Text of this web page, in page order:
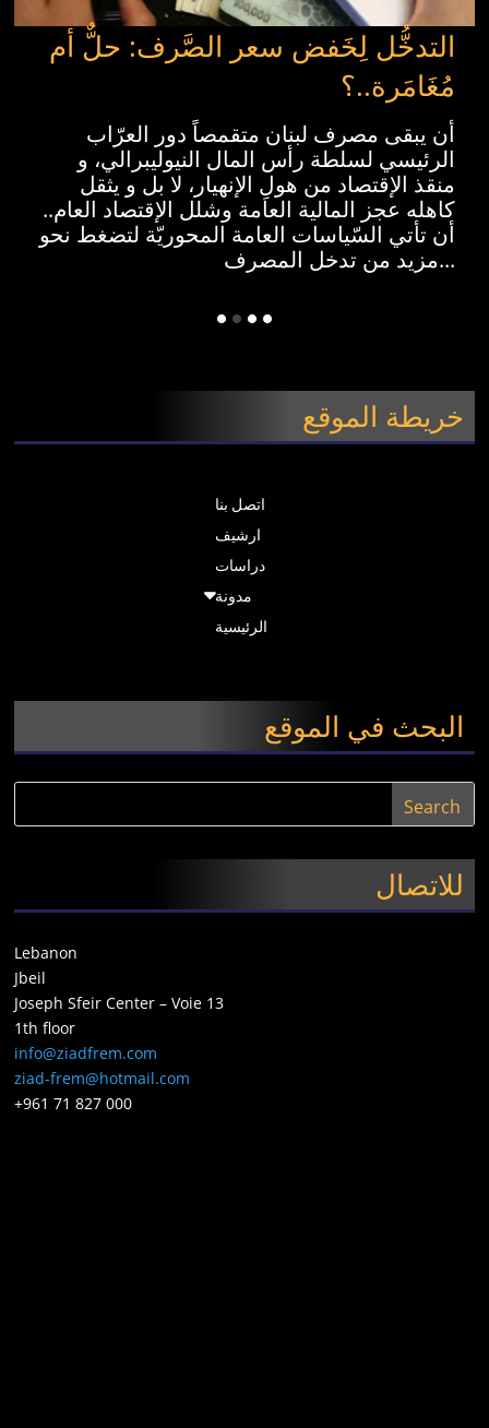
التدخُّل لِخَفض سعر الصَّرف: حلٌّ أم
مُغَامَرة..؟
أن يبقى مصرف لبنان متقمصاً دور العرّاب
الرئيسي لسلطة رأس المال النيوليبرالي، و
منقذ الإقتصاد من هولِ الإنهيار، لا بل و يثقل
كاهله عجز المالية العامة وشلل الإقتصاد العام..
أن تأتي السّياسات العامة المحوريّة لتضغط نحو
مزيد من تدخل المصرف...
خريطة الموقع
اتصل بنا
ارشيف
دراسات
مدونة
الرئيسية
البحث في الموقع
للاتصال
Lebanon
Jbeil
Joseph Sfeir Center – Voie 13
1th floor
info@ziadfrem.com
ziad-frem@hotmail.com
+961 71 827 000